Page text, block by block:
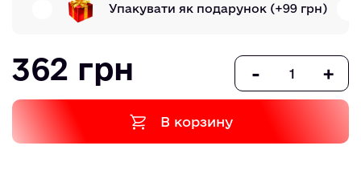
Упакувати як подарунок (+99 грн)
362 грн - +
В корзину